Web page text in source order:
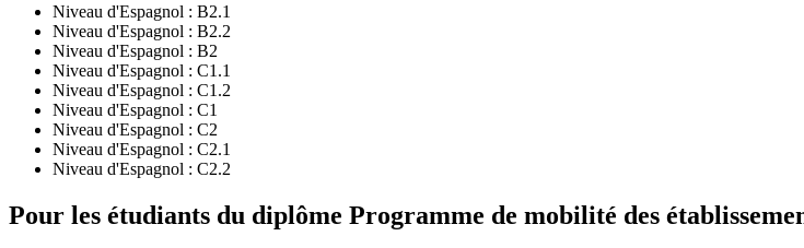
Niveau d'Espagnol : B2.1
Niveau d'Espagnol : B2.2
Niveau d'Espagnol : B2
Niveau d'Espagnol : C1.1
Niveau d'Espagnol : C1.2
Niveau d'Espagnol : C1
Niveau d'Espagnol : C2
Niveau d'Espagnol : C2.1
Niveau d'Espagnol : C2.2
Pour les étudiants du diplôme Programme de mobilité des